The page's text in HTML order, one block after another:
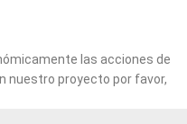
las acciones de
nuestro proyecto por favor,